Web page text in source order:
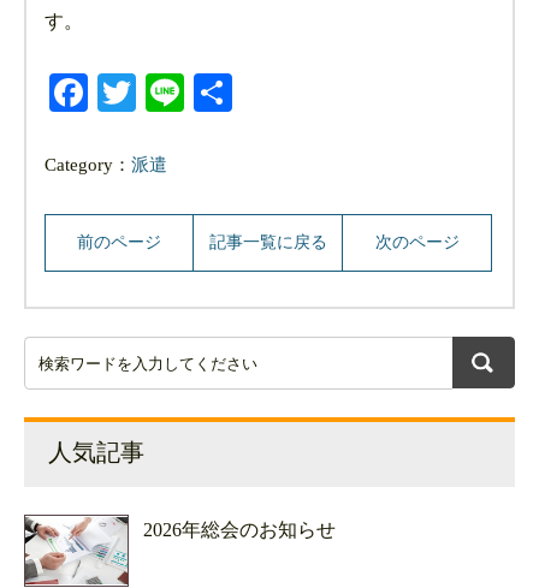
す。
Facebook
Twitter
Line
Category：派遣
前のページ 記事一覧に戻る 次のページ
人気記事
2026年総会のお知らせ